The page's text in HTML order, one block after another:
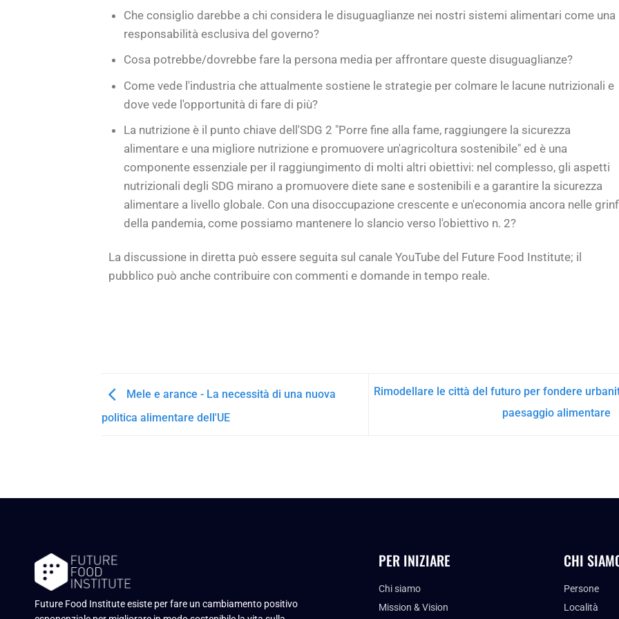
Che consiglio darebbe a chi considera le disuguaglianze nei nostri sistemi alimentari come una
responsabilità esclusiva del governo?
Cosa potrebbe/dovrebbe fare la persona media per affrontare queste disuguaglianze?
Come vede l'industria che attualmente sostiene le strategie per colmare le lacune nutrizionali e
dove vede l'opportunità di fare di più?
La nutrizione è il punto chiave dell'SDG 2 "Porre fine alla fame, raggiungere la sicurezza
alimentare e una migliore nutrizione e promuovere un'agricoltura sostenibile" ed è una
componente essenziale per il raggiungimento di molti altri obiettivi: nel complesso, gli aspetti
nutrizionali degli SDG mirano a promuovere diete sane e sostenibili e a garantire la sicurezza
alimentare a livello globale. Con una disoccupazione crescente e un'economia ancora nelle
della pandemia, come possiamo mantenere lo slancio verso l'obiettivo n. 2?
La discussione in diretta può essere seguita sul canale YouTube del Future Food Institute; il
pubblico può anche contribuire con commenti e domande in tempo reale.
Mele e arance - La necessità di una nuova
politica alimentare dell'UE
Rimodellare le città del futuro per fondere
paesaggio alimentare
Future Food Institute esiste per fare un cambiamento positivo
PER INIZIARE
Chi siamo
Mission & Vision
CHI
Persone
Località